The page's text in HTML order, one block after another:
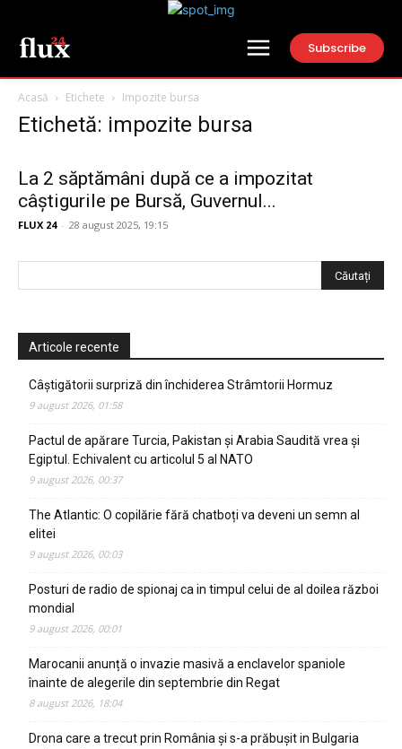
Subscribe
Acasă Etichete Impozite bursa
Etichetă: impozite bursa
La 2 săptămâni după ce a impozitat
câștigurile pe Bursă, Guvernul...
FLUX 24 - 28 august 2025, 19:15
Articole recente
Câștigătorii surpriză din închiderea Strâmtorii Hormuz
9 august 2026, 01:58
Pactul de apărare Turcia, Pakistan și Arabia Saudită vrea și
Egiptul. Echivalent cu articolul 5 al NATO
9 august 2026, 00:37
The Atlantic: O copilărie fără chatboți va deveni un semn al
elitei
9 august 2026, 00:03
Posturi de radio de spionaj ca in timpul celui de al doilea război
mondial
9 august 2026, 00:01
Marocanii anunță o invazie masivă a enclavelor spaniole
înainte de alegerile din septembrie din Regat
8 august 2026, 18:04
Drona care a trecut prin România și s-a prăbușit in Bulgaria